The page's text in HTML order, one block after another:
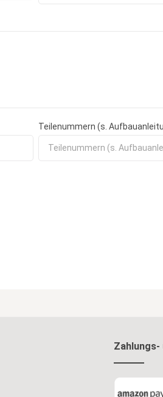
Teilenummern (s.
Zahlungs-